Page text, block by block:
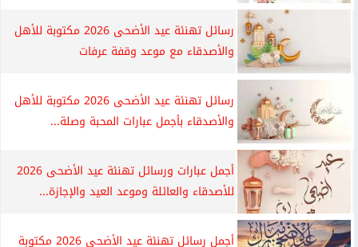
رسائل تهنئة عيد الأضحى 2026 مكتوبة للأهل
والأصدقاء مع موعد وقفة عرفات
رسائل تهنئة عيد الأضحى 2026 مكتوبة للأهل
والأصدقاء بأجمل عبارات المحبة وصلة...
أجمل عبارات ورسائل تهنئة عيد الأضحى 2026
للأصدقاء والعائلة وموعد العيد والإجازة...
أجمل رسائل تهنئة عيد الأضحى 2026 مكتوبة